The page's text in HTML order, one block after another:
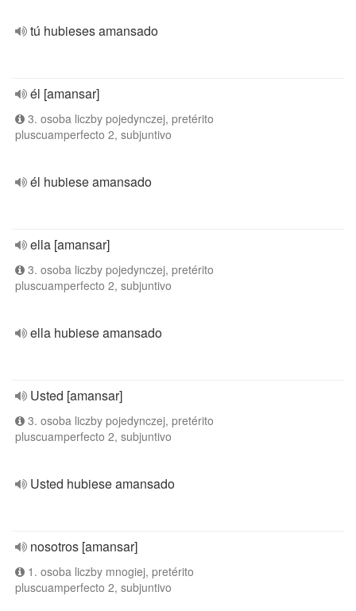
tú hubieses amansado
él [amansar]
3. osoba liczby pojedynczej, pretérito
pluscuamperfecto 2, subjuntivo
él hubiese amansado
ella [amansar]
3. osoba liczby pojedynczej, pretérito
pluscuamperfecto 2, subjuntivo
ella hubiese amansado
Usted [amansar]
3. osoba liczby pojedynczej, pretérito
pluscuamperfecto 2, subjuntivo
Usted hubiese amansado
nosotros [amansar]
1. osoba liczby mnogiej, pretérito
pluscuamperfecto 2, subjuntivo